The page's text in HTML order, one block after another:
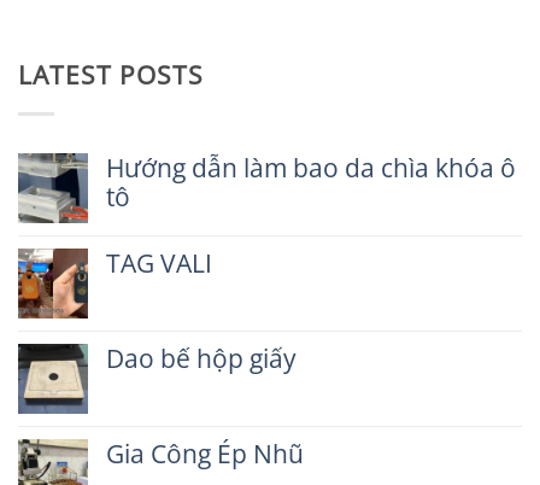
LATEST POSTS
Hướng dẫn làm bao da chìa khóa ô
tô
bình
dẫn
làm
khóa
ô
TAG VALI
luận
ở
Dao bế hộp giấy
luận
ở
Gia Công Ép Nhũ